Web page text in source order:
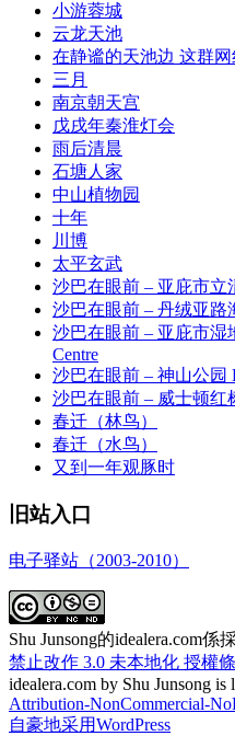
小游蓉城
云龙天池
在静谧的天池边 这群
三月
南京朝天宫
戊戌年秦淮灯会
雨后清晨
石塘人家
中山植物园
十年
川博
太平玄武
沙巴在眼前 – 亚庇市立
沙巴在眼前 – 丹绒亚路
沙巴在眼前 – 亚庇市湿
Centre
沙巴在眼前 – 神山公园
沙巴在眼前 – 威士顿红
春迁（林鸟）
春迁（水鸟）
又到一年观豚时
旧站入口
电子驿站（2003-2010）
Shu Junsong的idealera.com係
禁止改作 3.0 未本地化 授權
idealera.com by Shu Junsong is
Attribution-NonCommercial-
自豪地采用WordPress